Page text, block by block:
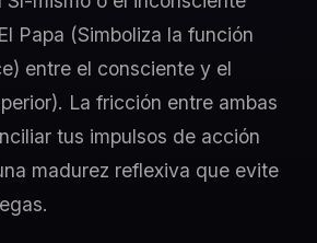
Papa (Simboliza la función
entre el consciente y el
La fricción entre ambas
tus impulsos de acción
madurez reflexiva que evite